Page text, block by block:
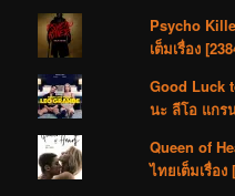
Psycho
เต็มเรื่อง
Good Luck
นะ ลีโอ แกร
Queen of
ไทยเต็มเรื่อง